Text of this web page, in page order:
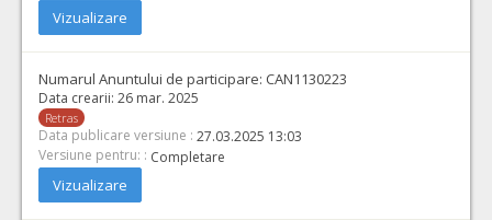
Vizualizare
Numarul Anuntului de participare: CAN1130223
Data crearii: 26 mar. 2025
Retras
Data publicare versiune : 27.03.2025 13:03
Versiune pentru: : Completare
Vizualizare